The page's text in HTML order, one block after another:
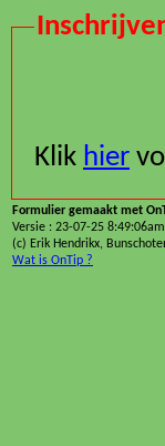
Klik hier
Formulier gemaakt met
Versie : 23-07-25 8:49:06am
(c) Erik Hendrikx,
Wat is OnTip ?